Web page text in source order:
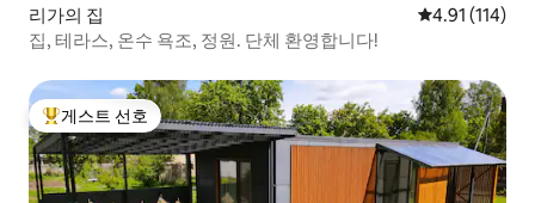
리가의 집 평점 4.91점(5
4.91 (114)
집, 테라스, 온수 욕조, 정원. 단체 환영합니다!
상위 게스트 선호
게스트 선호